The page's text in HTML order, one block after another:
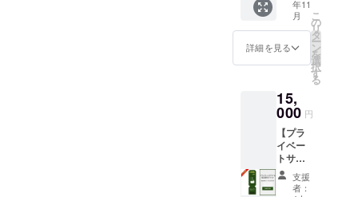
ている
アロマ
バスソ
ルトの
の商品
です
が、配
送に通
常より
お時間
をいた
だきま
カラー
を再選
択いた
だく可
※製品は
製造中
のた
め、記
事等写
真と異
なる場
合がご
のサー
ビスロ
ゴをデ
ザイン
したT
シャツ
しま
す。 ・
サイズ
展開：
S, M, L,
XL ・カ
ラー展
開：白,
年11
月
詳細を見る
こ
の
リ
タ
ー
ン
を
選
択
す
る
15,
000 円
【プラ
イベー
トサウ
ナ＆宿
泊先行
支援
者：